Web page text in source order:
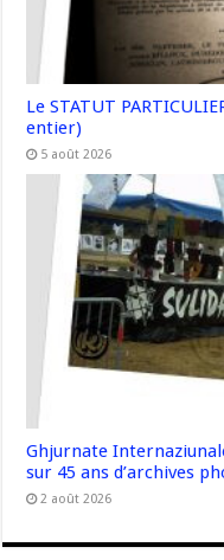
Le STATUT
entier)
5 août 2026
Ghjurnate
sur 45 ans d’archives
2 août 2026